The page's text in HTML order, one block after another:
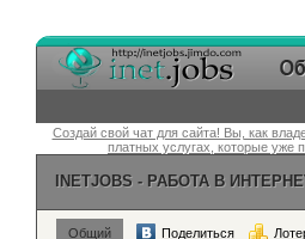
Создай свой чат для сайта! Вы, как
платных услугах, которые уже